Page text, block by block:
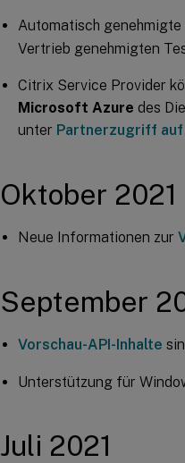
Automatisch genehmigte
Vertrieb genehmigten
Citrix Service Provider
Microsoft Azure des
unter Partnerzugriff
Oktober 2021
Neue Informationen zur
September
Vorschau-API-Inhalte
Unterstützung für
Juli 2021